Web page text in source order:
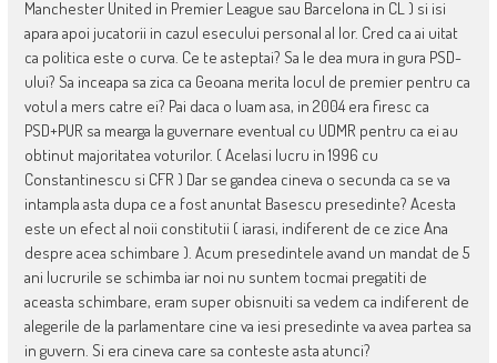
Manchester United in Premier League sau Barcelona in CL ) si isi
apara apoi jucatorii in cazul esecului personal al lor. Cred ca ai uitat
ca politica este o curva. Ce te asteptai? Sa le dea mura in gura PSD-
ului? Sa inceapa sa zica ca Geoana merita locul de premier pentru ca
votul a mers catre ei? Pai daca o luam asa, in 2004 era firesc ca
PSD+PUR sa mearga la guvernare eventual cu UDMR pentru ca ei au
obtinut majoritatea voturilor. ( Acelasi lucru in 1996 cu
Constantinescu si CFR ) Dar se gandea cineva o secunda ca se va
intampla asta dupa ce a fost anuntat Basescu presedinte? Acesta
este un efect al noii constitutii ( iarasi, indiferent de ce zice Ana
despre acea schimbare ). Acum presedintele avand un mandat de 5
ani lucrurile se schimba iar noi nu suntem tocmai pregatiti de
aceasta schimbare, eram super obisnuiti sa vedem ca indiferent de
alegerile de la parlamentare cine va iesi presedinte va avea partea sa
in guvern. Si era cineva care sa conteste asta atunci?